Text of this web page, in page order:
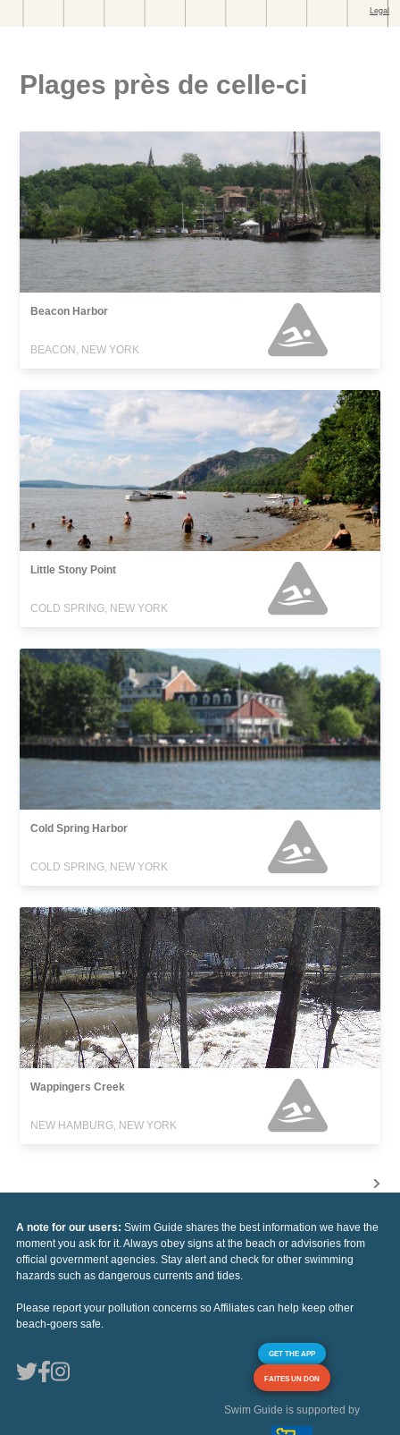
Plages près de celle-ci
Beacon Harbor
BEACON, NEW YORK
Little Stony Point
COLD SPRING, NEW YORK
Cold Spring Harbor
COLD SPRING, NEW YORK
Wappingers Creek
NEW HAMBURG, NEW YORK
A note for our users: Swim Guide shares the best information we have the
moment you ask for it. Always obey signs at the beach or advisories from
official government agencies. Stay alert and check for other swimming
hazards such as dangerous currents and tides.
Please report your pollution concerns so Affiliates can help keep other
beach-goers safe.
GET THE APP
FAITES UN DON
Swim Guide is supported by